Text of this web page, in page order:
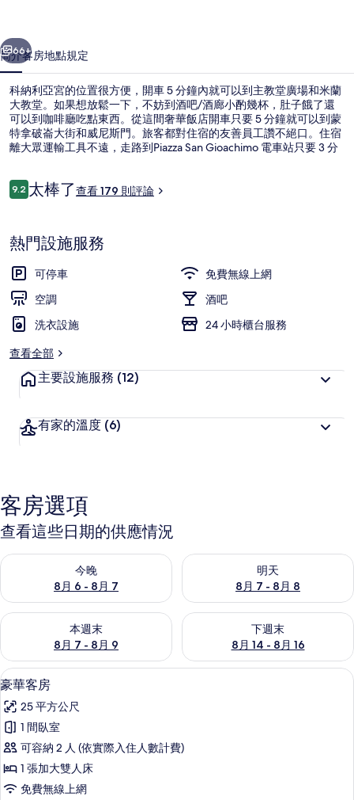
片
集
個 下一個
66+
簡介客房地點規定
科納利亞宮的位置很方便，開車 5 分鐘內就可以到主教堂廣場和米蘭
大教堂。如果想放鬆一下，不妨到酒吧/酒廊小酌幾杯，肚子餓了還
可以到咖啡廳吃點東西。從這間奢華飯店開車只要 5 分鐘就可以到蒙
特拿破崙大街和威尼斯門。旅客都對住宿的友善員工讚不絕口。住宿
離大眾運輸工具不遠，走路到Piazza San Gioachimo 電車站只要 3 分
評
論
9.29.2 分，滿分 10 分，
太棒了查看 179 則評論
熱門設施服務
可停車
免費無線上網
空調
酒吧
洗衣設施
24 小時櫃台服務
查看全部
主要設施服務 (12)
有家的溫度 (6)
客房選項
查看這些日期的供應情況
今晚
8月 6 - 8月 7
查看今晚 (8月 6 - 8月 7) 的供應情況
明天
8月 7 - 8月 8
查看明天 (8月 7 - 8月 8) 的供
本週末
8月 7 - 8月 9
查看本週末 (8月 7 - 8月 9) 的供應情況
下週末
8月 14 - 8月 16
查看下週末 (8月 14 - 8月 16)
顯
示
豪
華
客
房
豪華客房 | 高級寢具、羽絨被、迷你
9
豪華客房
25 平方公尺
1 間臥室
可容納 2 人 (依實際入住人數計費)
1 張加大雙人床
免費無線上網